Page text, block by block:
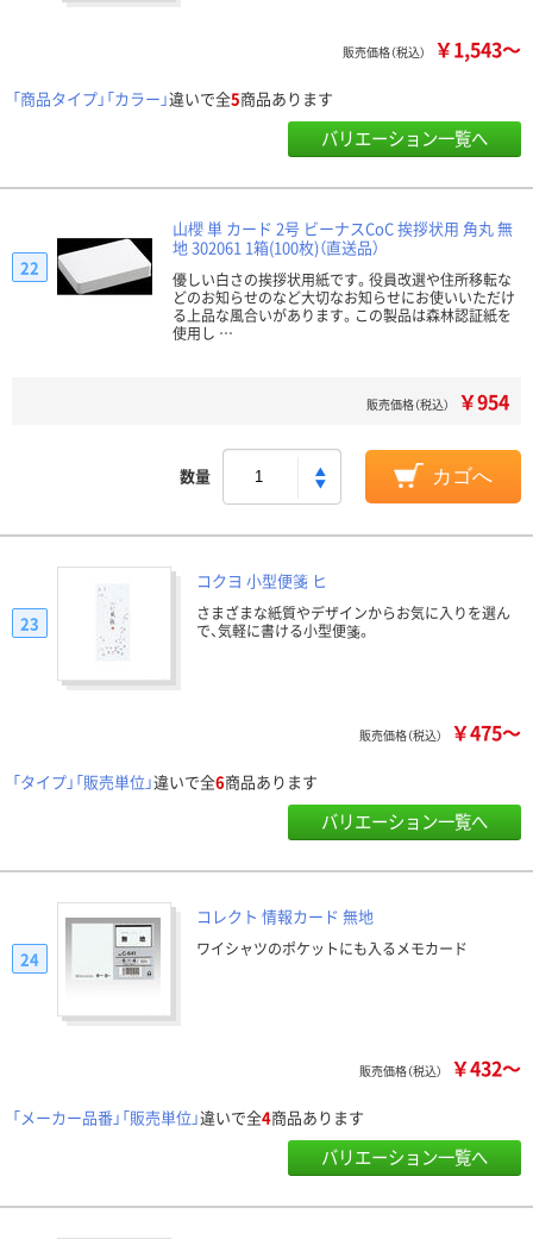
販売価格（税込） ￥1,543～
「商品タイプ」「カラー」違いで全5商品あります
バリエーション一覧へ
山櫻 単 カード 2号 ビーナスCoC 挨拶状用 角丸 無
地 302061 1箱(100枚)（直送品）
優しい白さの挨拶状用紙です。役員改選や住所移転な
どのお知らせのなど大切なお知らせにお使いいただけ
る上品な風合いがあります。この製品は森林認証紙を
使用し …
22
販売価格（税込） ￥954
数量 カゴへ
コクヨ 小型便箋 ヒ
さまざまな紙質やデザインからお気に入りを選ん
で、気軽に書ける小型便箋。
23
販売価格（税込） ￥475～
「タイプ」「販売単位」違いで全6商品あります
バリエーション一覧へ
コレクト 情報カード 無地
ワイシャツのポケットにも入るメモカード
24
販売価格（税込） ￥432～
「メーカー品番」「販売単位」違いで全4商品あります
バリエーション一覧へ